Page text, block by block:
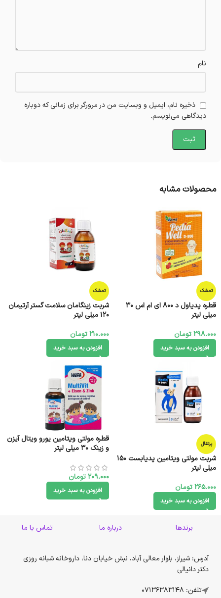
نام
ذخیره نام، ایمیل و وبسایت من در مرورگر برای زمانی که دوباره
دیدگاهی می‌نویسم.
محصولات مشابه
تمشک
قطره پدیاول د 800 ای ام اس 30
میلی لیتر
298.000تومان
افزودن به سبد خرید
تمشک
شربت زینگامان سلامت گستر آرتیمان
120 میلی لیتر
210.000تومان
افزودن به سبد خرید
پرتقال
شربت مولتی ویتامین پدیابست 150
میلی لیتر
265.000تومان
افزودن به سبد خرید
قطره مولتی ویتامین یورو ویتال آیزن
و زینک 30 میلی لیتر
209.000تومان
افزودن به سبد خرید
برندها درباره ما تماس با ما
آدرس: شیراز، بلوار معالی آباد، نبش خیابان دنا، داروخانه شبانه روزی
دکتر دانیالی
تلفن: 07136383148